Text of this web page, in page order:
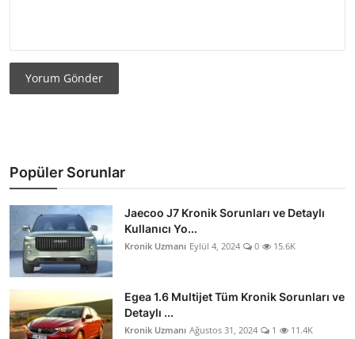
Yorum Gönder
Popüler Sorunlar
Jaecoo J7 Kronik Sorunları ve Detaylı
Kullanıcı Yo...
Kronik Uzmanı Eylül 4, 2024 0 15.6K
Egea 1.6 Multijet Tüm Kronik Sorunları ve
Detaylı ...
Kronik Uzmanı Ağustos 31, 2024 1 11.4K